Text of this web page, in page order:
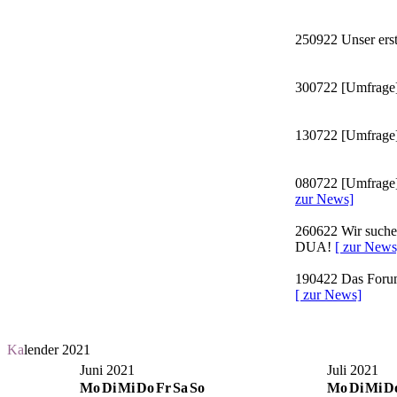
250922 Unser
300722
130722
080722
zur News]
260622 Wir
DUA! [ zur
190422 Das
[ zur News]
Kalender 2021
Juni 2021
MoDiMiDoFrSaSo
Juli 2021
MoDiMi